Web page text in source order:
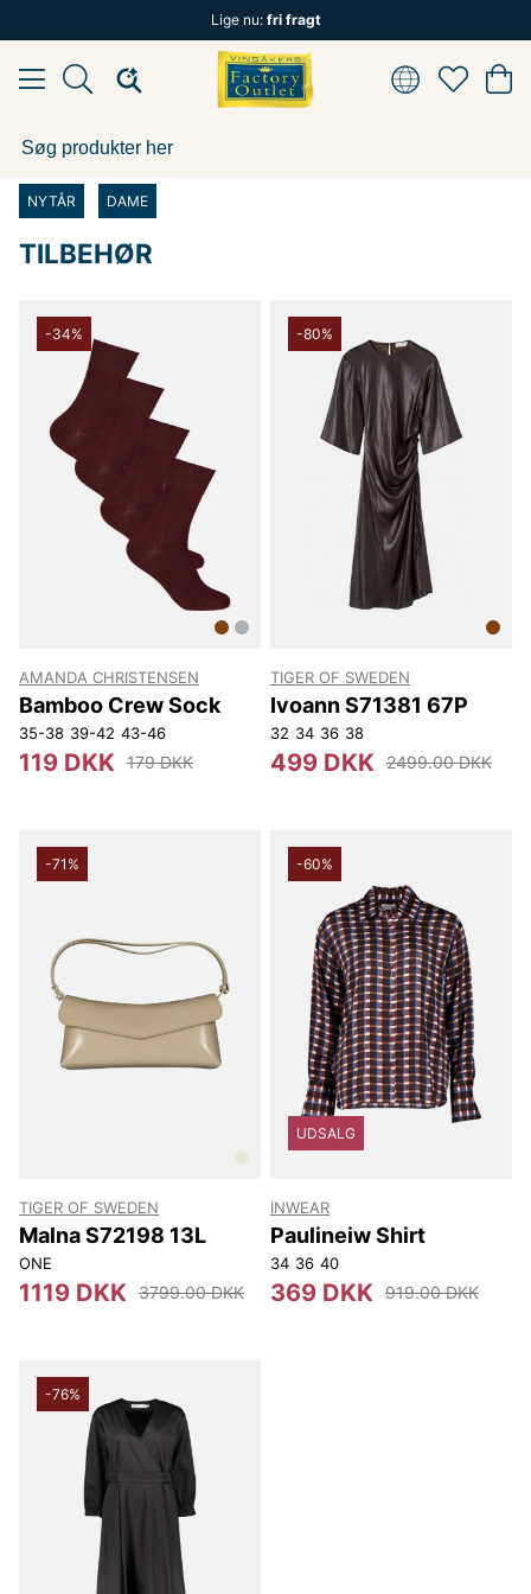
Lige nu: fri fragt
NYTÅR DAME
TILBEHØR
-34%
AMANDA CHRISTENSEN
Bamboo Crew Sock
35-38 39-42 43-46
119 DKK 179 DKK
-80%
TIGER OF SWEDEN
Ivoann S71381 67P
32 34 36 38
499 DKK 2499.00 DKK
-71%
TIGER OF SWEDEN
Malna S72198 13L
ONE
1119 DKK 3799.00 DKK
-60%
UDSALG
INWEAR
Paulineiw Shirt
34 36 40
369 DKK 919.00 DKK
-76%